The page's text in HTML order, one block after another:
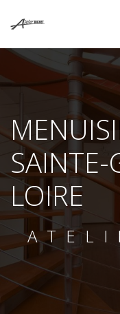
MENUISIER AGENCEUR
SAINTE-
LOIRE